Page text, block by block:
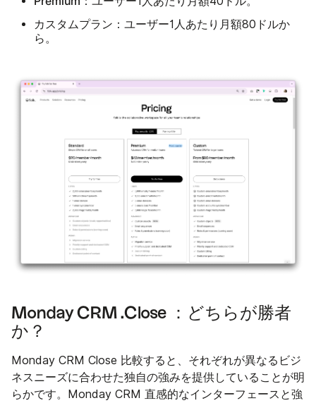
カスタムプラン： ユーザー1人あたり月額80ドルか
ら。
Monday CRM .Close ：どちらが勝者
か？
Monday CRM Close 比較すると、それぞれが異なるビジ
ネスニーズに合わせた独自の強みを提供していることが明
らかです。Monday CRM 直感的なインターフェースと強